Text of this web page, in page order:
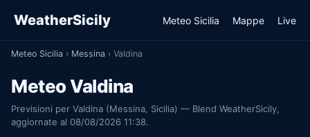
WeatherSicily Meteo Sicilia Mappe Live
Meteo Sicilia › Messina › Valdina
Meteo Valdina
Previsioni per Valdina (Messina, Sicilia) — Blend WeatherSicily,
aggiornate al 08/08/2026 11:38.